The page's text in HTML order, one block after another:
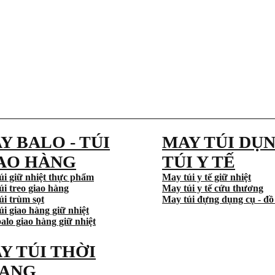
BALO - TÚI
HÀNG
giữ nhiệt thực phẩm
treo giao hàng
trùm sọt
giao hàng giữ nhiệt
giao hàng giữ nhiệt
MAY TÚI
TÚI Y TẾ
May túi y tế giữ nhiệt
May túi y tế cứu thương
May túi đựng dụng cụ - đồ
TÚI THỜI